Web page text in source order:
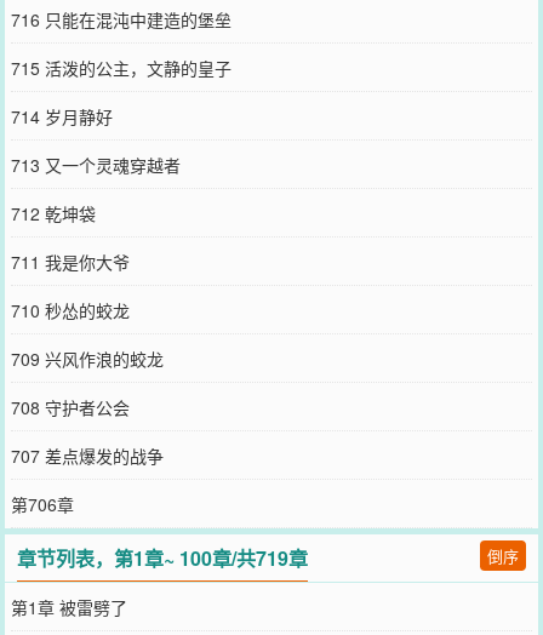
716 只能在混沌中建造的堡垒
715 活泼的公主，文静的皇子
714 岁月静好
713 又一个灵魂穿越者
712 乾坤袋
711 我是你大爷
710 秒怂的蛟龙
709 兴风作浪的蛟龙
708 守护者公会
707 差点爆发的战争
第706章
章节列表，第1章~ 100章/共719章 倒序
第1章 被雷劈了